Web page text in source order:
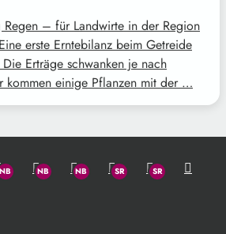
– für Landwirte in der Region
erste Erntebilanz beim Getreide
Erträge schwanken je nach
kommen einige Pflanzen mit der …